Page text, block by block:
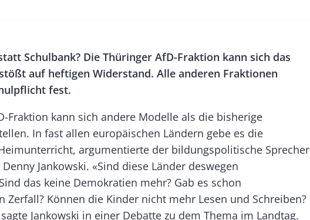
Rectangle
Right
Schulbank? Die Thüringer AfD-Fraktion kann sich das
auf heftigen Widerstand. Alle anderen Fraktionen
fest.
Fraktion kann sich andere Modelle als die bisherige
In fast allen europäischen Ländern gebe es die
argumentierte der bildungspolitische Sprecher
Jankowski. «Sind diese Länder deswegen
das keine Demokratien mehr? Gab es schon
Zerfall? Können die Kinder nicht mehr Lesen und Schreiben?
Jankowski in einer Debatte zu dem Thema im Landtag.